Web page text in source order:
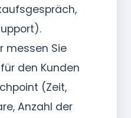
messen Sie
den Kunden
(Zeit,
Anzahl der